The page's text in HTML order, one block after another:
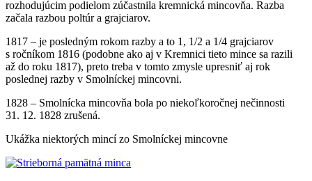
rozhodujúcim podielom zúčastnila kremnická mincovňa. Razba
začala razbou poltúr a grajciarov.
1817 – je posledným rokom razby a to 1, 1/2 a 1/4 grajciarov
s ročníkom 1816 (podobne ako aj v Kremnici tieto mince sa razili
až do roku 1817), preto treba v tomto zmysle upresniť aj rok
poslednej razby v Smolníckej mincovni.
1828 – Smolnícka mincovňa bola po niekoľkoročnej nečinnosti
31. 12. 1828 zrušená.
Ukážka niektorých mincí zo Smolníckej mincovne